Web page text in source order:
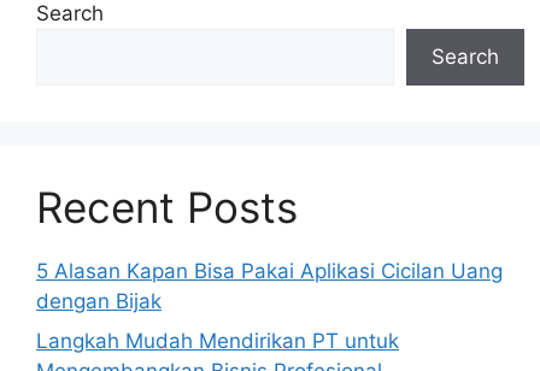
Search
Search
Recent Posts
5 Alasan Kapan Bisa Pakai Aplikasi Cicilan Uang
dengan Bijak
Langkah Mudah Mendirikan PT untuk